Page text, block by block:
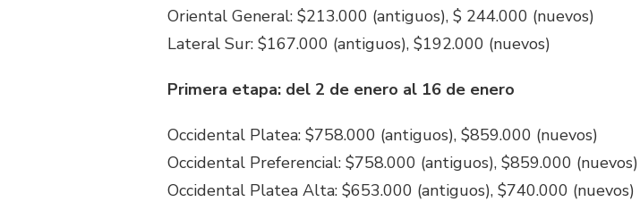
Oriental General: $213.000 (antiguos), $ 244.000 (nuevos)
Lateral Sur: $167.000 (antiguos), $192.000 (nuevos)
Primera etapa: del 2 de enero al 16 de enero
Occidental Platea: $758.000 (antiguos), $859.000 (nuevos)
Occidental Preferencial: $758.000 (antiguos), $859.000 (nuevos)
Occidental Platea Alta: $653.000 (antiguos), $740.000 (nuevos)